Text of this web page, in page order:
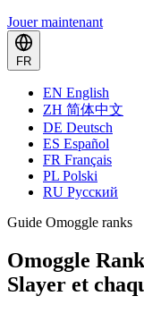
Jouer maintenant
FR
EN English
ZH 简体中文
DE Deutsch
ES Español
FR Français
PL Polski
RU Русский
Guide Omoggle ranks
Omoggle
Slayer et